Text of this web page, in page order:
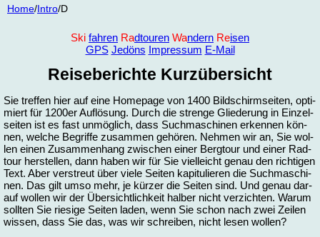
Home/ In­tro/D
Ski fah­ren Radtou­ren Wandern Reisen
GPS Je­döns Im­pres­sum E-Mail
Rei­se­be­rich­te Kurz­über­sicht
Sie tref­fen hier auf ei­ne Home­page von 1400 Bild­schirm­sei­ten, op­ti­
miert für 1200er Auf­lö­sung. Durch die stren­ge Glie­de­rung in Ein­zel­
sei­ten ist es fast un­mög­lich, dass Such­ma­schi­nen er­ken­nen kön­
nen, wel­che Be­grif­fe zu­sam­men ge­hö­ren. Neh­men wir an, Sie wol­
len ei­nen Zu­sam­men­hang zwi­schen ei­ner Berg­tour und ei­ner Rad­
tour her­stel­len, dann ha­ben wir für Sie viel­leicht ge­nau den rich­ti­gen
Text. Aber ver­streut über vie­le Sei­ten ka­pi­tu­lie­ren die Such­ma­schi­
nen. Das gilt um­so mehr, je kür­zer die Sei­ten sind. Und ge­nau dar­
auf wol­len wir der Über­sicht­lich­keit hal­ber nicht ver­zich­ten. Wa­rum
soll­ten Sie rie­si­ge Sei­ten la­den, wenn Sie schon nach zwei Zei­len
wis­sen, dass Sie das, was wir schrei­ben, nicht le­sen wol­len?